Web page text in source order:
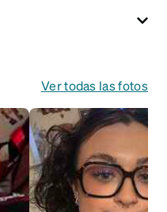
Ver todas las fotos